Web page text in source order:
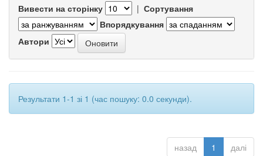
Вивести на сторінку | Сортування
Впорядкування
Автори
Результати 1-1 зі 1 (час пошуку: 0.0 секунди).
назад 1 далі